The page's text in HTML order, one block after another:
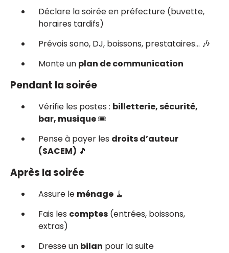
Déclare la soirée en préfecture (buvette,
horaires tardifs)
Prévois sono, DJ, boissons, prestataires… 🎶
Monte un plan de communication
Pendant la soirée
Vérifie les postes : billetterie, sécurité,
bar, musique🎟️
Pense à payer les droits d’auteur
(SACEM) 🎵
Après la soirée
Assure le ménage 🧹
Fais les comptes (entrées, boissons,
extras)
Dresse un bilan pour la suite